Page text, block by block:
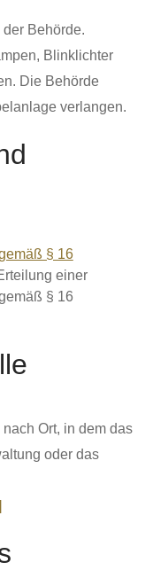
Behörde.
Blinklichter
Die Behörde
verlangen.
§ 16
einer
§ 16
Ort, in dem das
oder das